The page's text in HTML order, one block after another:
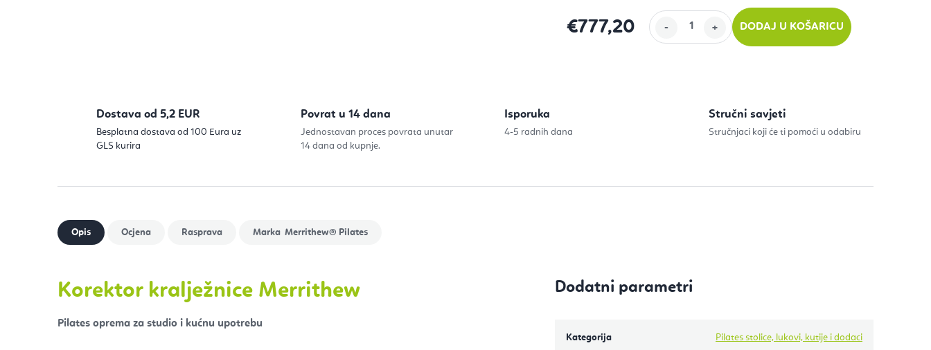
€777,20 DODAJ U KOŠARICU
Dostava od 5,2 EUR
Besplatna dostava od 100 Eura uz
GLS kurira
Povrat u 14 dana
Jednostavan proces povrata unutar
14 dana od kupnje.
Isporuka
4-5 radnih dana
Stručni savjeti
Stručnjaci koji će ti pomoći u odabiru
Merrithew® Pilates
Korektor kralježnice Merrithew
Pilates oprema za studio i kućnu upotrebu
Dodatni parametri
Kategorija Pilates stolice, lukovi, kutije i dodaci